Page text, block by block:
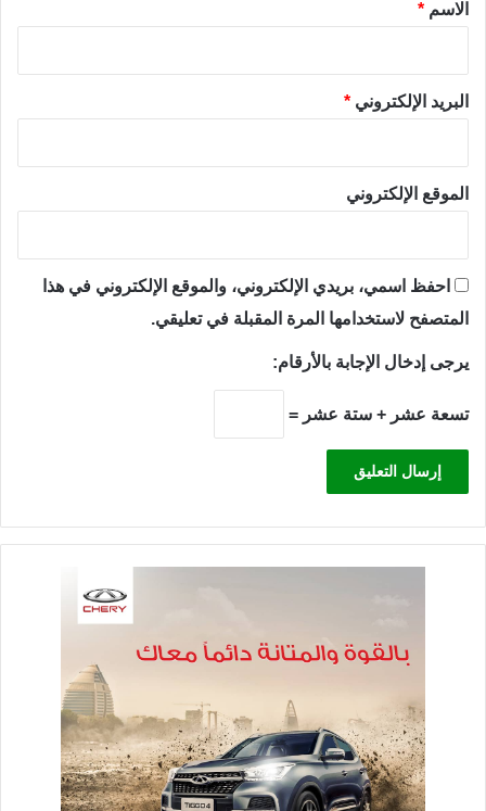
الاسم *
البريد الإلكتروني *
الموقع الإلكتروني
احفظ اسمي، بريدي الإلكتروني، والموقع الإلكتروني في هذا
المتصفح لاستخدامها المرة المقبلة في تعليقي.
يرجى إدخال الإجابة بالأرقام:
تسعة عشر + ستة عشر =